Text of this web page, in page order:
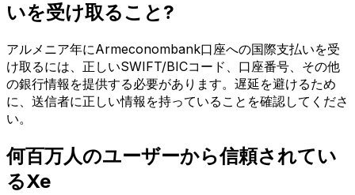
いを受け取ること?
アルメニア年にArmeconombank口座への国際支払いを受
け取るには、正しいSWIFT/BICコード、口座番号、その他
の銀行情報を提供する必要があります。遅延を避けるため
に、送信者に正しい情報を持っていることを確認してくださ
い。
何百万人のユーザーから信頼されてい
るXe